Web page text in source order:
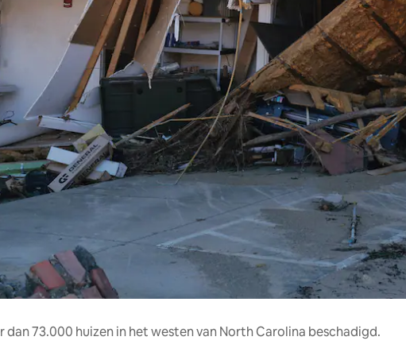
dan 73.000 huizen in het westen van North Carolina beschadigd.